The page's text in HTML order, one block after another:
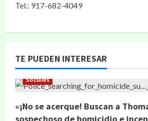
Tel.: 917-682-4049
TE PUEDEN INTERESAR
Sociales
«¡No se acerque! Buscan a